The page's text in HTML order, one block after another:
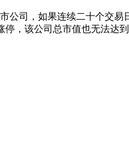
公司，如果连续二十个交易
，该公司总市值也无法达